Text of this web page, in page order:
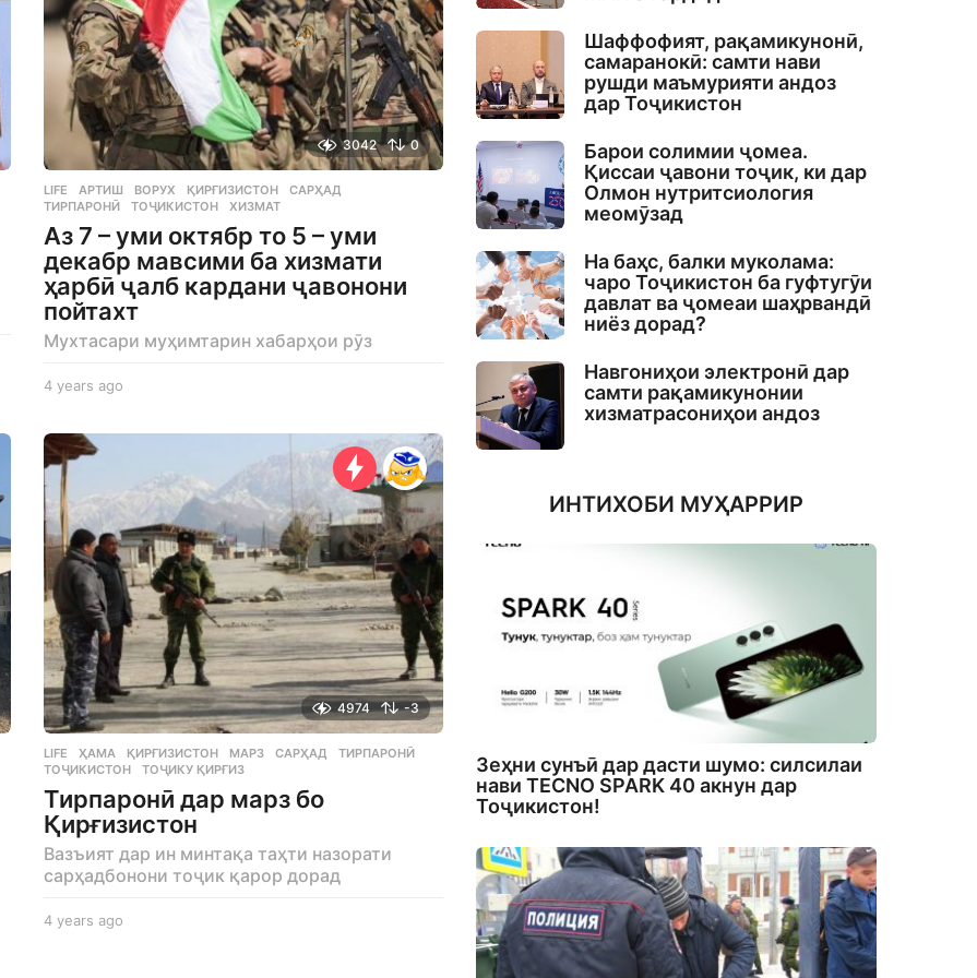
3042 0
LIFE АРТИШ ,ВОРУХ ,ҚИРҒИЗИСТОН ,САРҲАД
ТИРПАРОНӢ
,ТОҶИКИСТОН ,ХИЗМАТ
Аз 7 – уми октябр то 5 – уми
декабр мавсими ба хизмати
ҳарбӣ ҷалб кардани ҷавонони
пойтахт
Мухтасари муҳимтарин хабарҳои рӯз
4 years ago
g
o
4974 -3
LIFE ,ҲАМА ҚИРҒИЗИСТОН ,МАРЗ ,САРҲАД ,ТИРПАРОНӢ
ТОҶИКИСТОН
,ТОҶИКУ ҚИРҒИЗ
Тирпаронӣ дар марз бо
Қирғизистон
Вазъият дар ин минтақа таҳти назорати
сарҳадбонони тоҷик қарор дорад
4 years ago
Шаффофият, рақамикунонӣ,
самаранокӣ: самти нави
рушди маъмурияти андоз
дар Тоҷикистон
Барои солимии ҷомеа.
Қиссаи ҷавони тоҷик, ки дар
Олмон нутритсиология
меомӯзад
На баҳс, балки муколама:
чаро Тоҷикистон ба гуфтугӯи
давлат ва ҷомеаи шаҳрвандӣ
ниёз дорад?
Навгониҳои электронӣ дар
самти рақамикунонии
хизматрасониҳои андоз
ИНТИХОБИ МУҲАРРИР
Зеҳни сунъӣ дар дасти шумо: силсилаи
нави TECNO SPARK 40 акнун дар
Тоҷикистон!